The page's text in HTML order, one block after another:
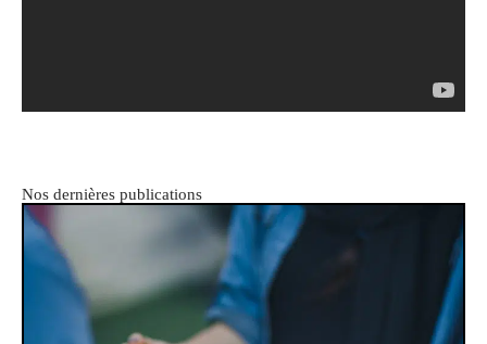
Nos dernières publications